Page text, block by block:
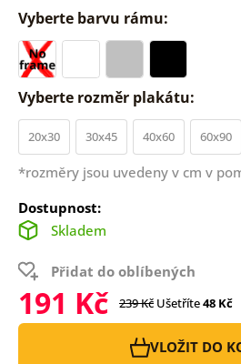
Vyberte barvu rámu:
Vyberte rozměr plakátu:
20x30 30x45 40x60 60x90
*rozměry jsou uvedeny v cm v
Dostupnost:
Skladem
Přidat do oblíbených
191 Kč 239 Kč Ušetříte48 Kč
VLOŽIT DO